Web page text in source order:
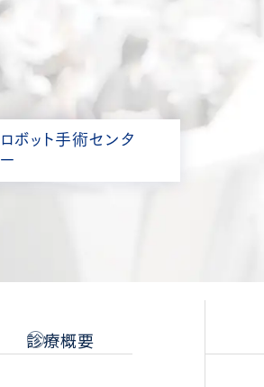
ロボット手術センタ
ー
診療概要